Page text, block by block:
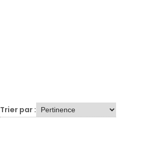
Trier par :